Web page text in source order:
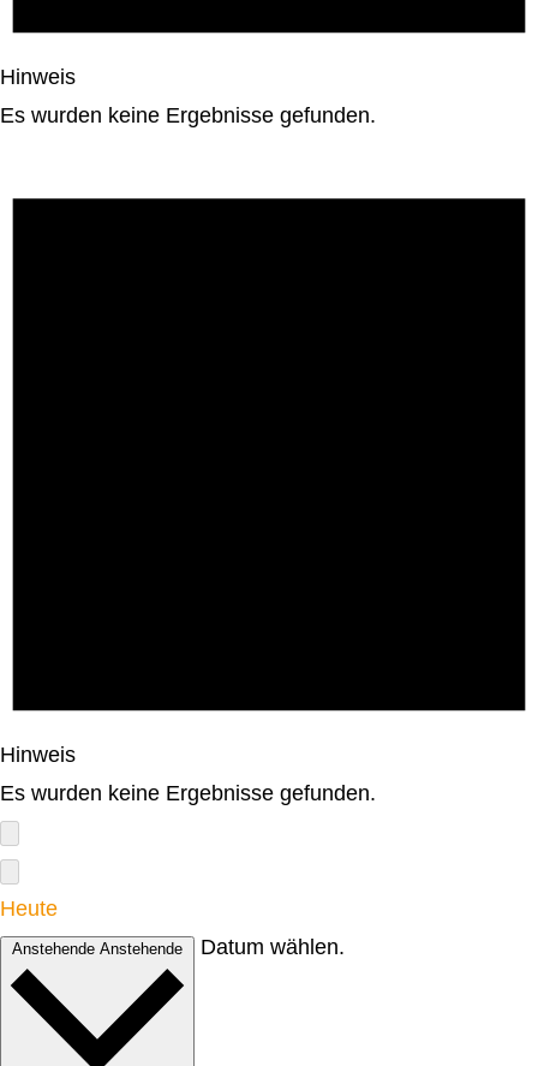
Hinweis
Es wurden keine Ergebnisse gefunden.
Hinweis
Es wurden keine Ergebnisse gefunden.
Heute
Anstehende Anstehende Datum wählen.